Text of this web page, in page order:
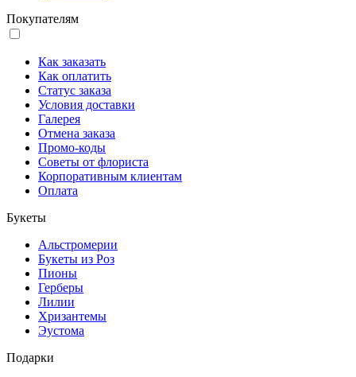
Покупателям
Как заказать
Как оплатить
Статус заказа
Условия доставки
Галерея
Отмена заказа
Промо-коды
Советы от флориста
Корпоративным клиентам
Оплата
Букеты
Альстромерии
Букеты из Роз
Пионы
Герберы
Лилии
Хризантемы
Эустома
Подарки